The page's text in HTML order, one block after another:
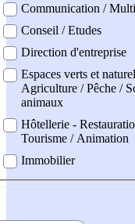
Communication /
Conseil / Etudes
Direction d'entreprise
Espaces verts et
Agriculture / Pêche /
animaux
Hôtellerie -
Tourisme / Animation
Immobilier